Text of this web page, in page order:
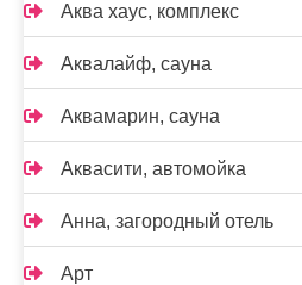
Аква хаус, комплекс
Аквалайф, сауна
Аквамарин, сауна
Аквасити, автомойка
Анна, загородный отель
Арт